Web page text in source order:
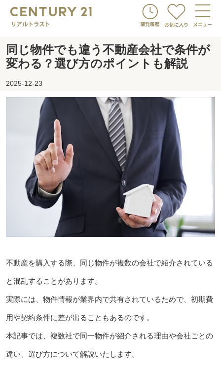
同じ物件でも違う不動産会社で条件が
変わる？選び方のポイントも解説
2025-12-23
不動産を購入する際、同じ物件が複数の会社で紹介されている
と混乱することがあります。
実際には、物件情報が業界内で共有されているためで、初期費
用や契約条件に差が出ることもあるのです。
本記事では、複数社で同一物件が紹介される理由や会社ごとの
違い、選び方について解説いたします。